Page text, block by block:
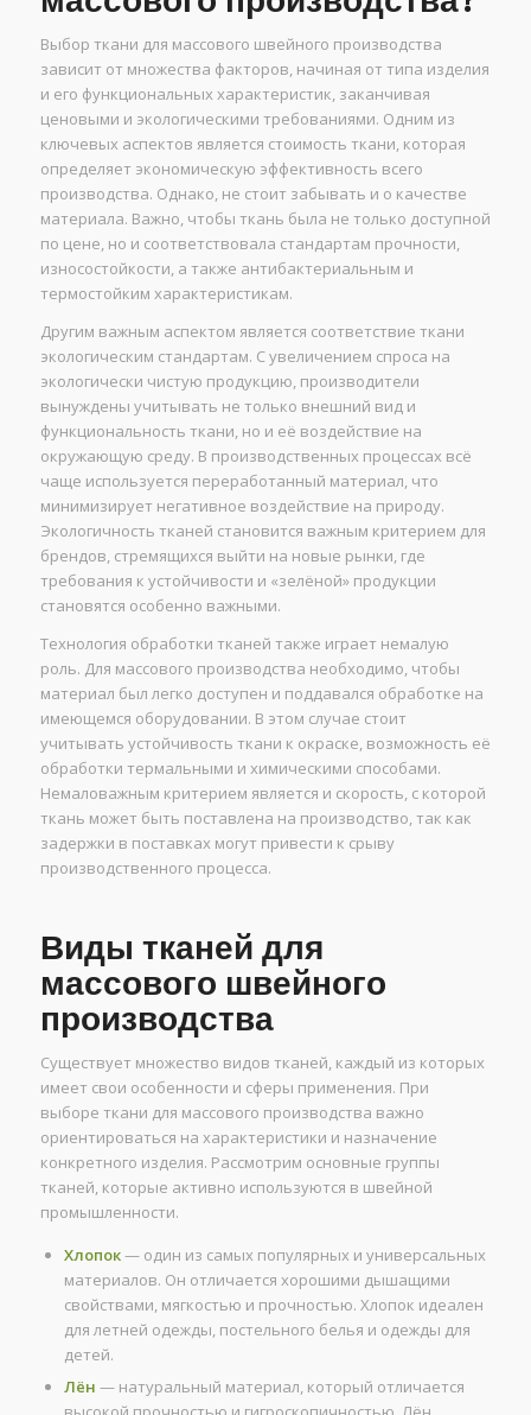
Выбор ткани для массового швейного производства
зависит от множества факторов, начиная от типа изделия
и его функциональных характеристик, заканчивая
ценовыми и экологическими требованиями. Одним из
ключевых аспектов является стоимость ткани, которая
определяет экономическую эффективность всего
производства. Однако, не стоит забывать и о качестве
материала. Важно, чтобы ткань была не только доступной
по цене, но и соответствовала стандартам прочности,
износостойкости, а также антибактериальным и
термостойким характеристикам.
Другим важным аспектом является соответствие ткани
экологическим стандартам. С увеличением спроса на
экологически чистую продукцию, производители
вынуждены учитывать не только внешний вид и
функциональность ткани, но и её воздействие на
окружающую среду. В производственных процессах всё
чаще используется переработанный материал, что
минимизирует негативное воздействие на природу.
Экологичность тканей становится важным критерием для
брендов, стремящихся выйти на новые рынки, где
требования к устойчивости и «зелёной» продукции
становятся особенно важными.
Технология обработки тканей также играет немалую
роль. Для массового производства необходимо, чтобы
материал был легко доступен и поддавался обработке на
имеющемся оборудовании. В этом случае стоит
учитывать устойчивость ткани к окраске, возможность её
обработки термальными и химическими способами.
Немаловажным критерием является и скорость, с которой
ткань может быть поставлена на производство, так как
задержки в поставках могут привести к срыву
производственного процесса.
Виды тканей для
массового швейного
производства
Существует множество видов тканей, каждый из которых
имеет свои особенности и сферы применения. При
выборе ткани для массового производства важно
ориентироваться на характеристики и назначение
конкретного изделия. Рассмотрим основные группы
тканей, которые активно используются в швейной
промышленности.
Хлопок— один из самых популярных и универсальных
материалов. Он отличается хорошими дышащими
свойствами, мягкостью и прочностью. Хлопок идеален
для летней одежды, постельного белья и одежды для
детей.
Лён — натуральный материал, который отличается